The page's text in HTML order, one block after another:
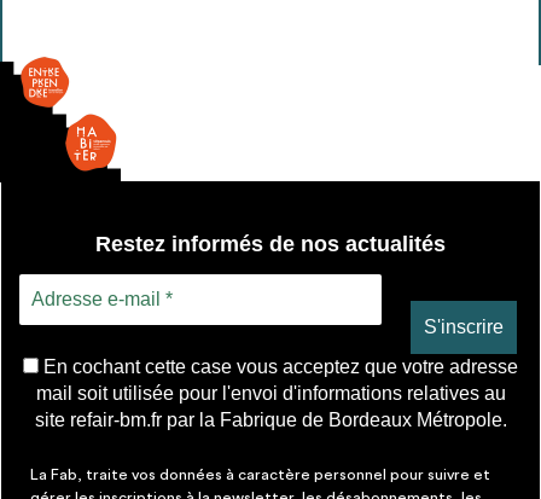
Restez informés de nos actualités
En cochant cette case vous acceptez que votre adresse
mail soit utilisée pour l'envoi d'informations relatives au
site refair-bm.fr par la Fabrique de Bordeaux Métropole.
La Fab, traite vos données à caractère personnel pour suivre et